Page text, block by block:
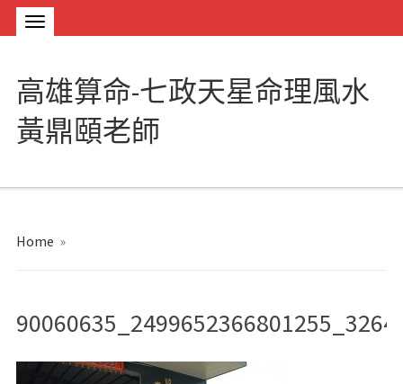
高雄算命-七政天星命理風水
黃鼎頤老師
Home »